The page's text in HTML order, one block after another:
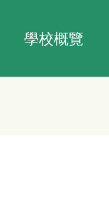
navigation
學校概覽